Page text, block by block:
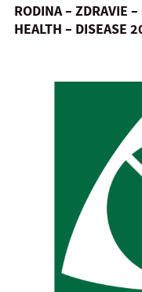
RODINA – ZDRAVIE
HEALTH – DISEASE